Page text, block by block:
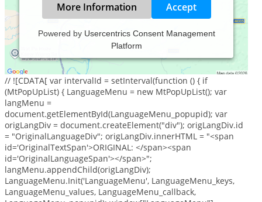
More Information Accept
Powered by Usercentrics Consent Management
Platform
Ich bin Heilpraktikerin + Osteopathin + Physiotherapeutin
und biete hauptsächlich Osteopathie an.
// ![CDATA[ var intervalId = setInterval(function () { if
(MtPopUpList) { LanguageMenu = new MtPopUpList(); var
langMenu =
document.getElementById(LanguageMenu_popupid); var
origLangDiv = document.createElement("div"); origLangDiv.id
= "OriginalLanguageDiv"; origLangDiv.innerHTML = "<span
id='OriginalTextSpan'>ORIGINAL: </span><span
id='OriginalLanguageSpan'></span>";
langMenu.appendChild(origLangDiv);
LanguageMenu.Init('LanguageMenu', LanguageMenu_keys,
LanguageMenu_values, LanguageMenu_callback,